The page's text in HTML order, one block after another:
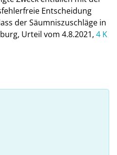
Entscheidung
der Säumniszuschläge in
Urteil vom 4.8.2021, 4 K